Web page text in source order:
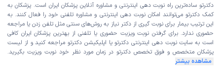
دکترتو ساده‌ترین راه نوبت‌ دهی اینترنتی و مشاوره آنلاین پزشکان ایران است. پزشکان به
کمک دکترتو می‌توانند امکان نوبت دهی اینترنتی و مشاوره تلفنی خود را فعال کنند. به
این ترتیب بیمار برای نوبت گیری از دکتر نیاز به روش‌های سنتی مثل تلفن زدن یا مراجعه
حضوری ندارد. برای گرفتن نوبت ویزیت حضوری یا تلفنی از بهترین پزشکان ایران کافی
است به سایت نوبت دهی اینترنتی دکترتو یا اپلیکیشن دکترتو مراجعه کنید و از لیست
پزشکان متخصص و فوق تخصص دکترتو در زمان مورد نظر خود نوبت ویزیت بگیرید.
مشاهده بیشتر